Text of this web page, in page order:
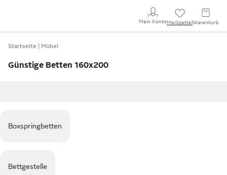
Mein KontoMerkzettel Warenkorb
Startseite Möbel
Günstige Betten 160x200
Boxspringbetten
Bettgestelle